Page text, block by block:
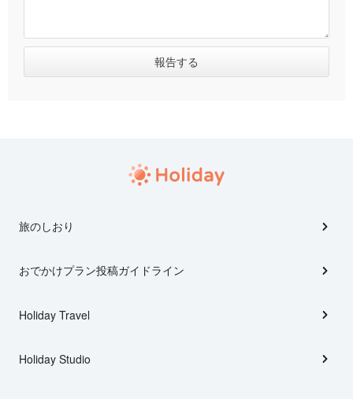
旅のしおり
おでかけプラン投稿ガイドライン
Holiday Travel
Holiday Studio